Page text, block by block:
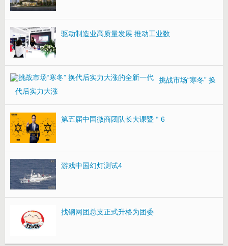
驱动制造业高质量发展 推动工业数
挑战市场“寒冬” 换
代后实力大涨
第五届中国微商团队长大课暨＂6
游戏中国幻灯测试4
找钢网团总支正式升格为团委